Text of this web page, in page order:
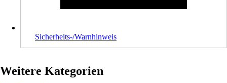
Sicherheits-/Warnhinweis
Weitere Kategorien